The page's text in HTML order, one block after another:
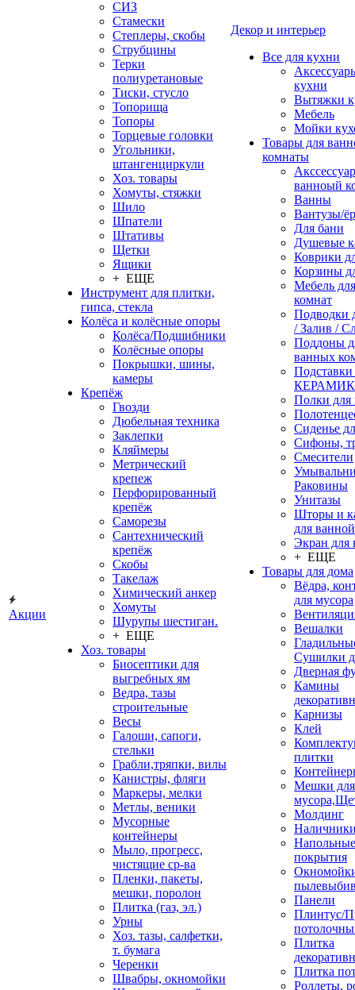
Акции
СИЗ
Стамески
Степлеры, скобы
Струбцины
Терки
полиуретановые
Тиски, стусло
Топорища
Топоры
Торцевые головки
Угольники,
штангенциркули
Хоз. товары
Хомуты, стяжки
Шило
Шпатели
Штативы
Щетки
Ящики
+ ЕЩЕ
Инструмент для плитки,
гипса, стекла
Колёса и колёсные опоры
Колёса/Подшибники
Колёсные опоры
Покрышки, шины,
камеры
Крепёж
Гвозди
Дюбельная техника
Заклепки
Кляймеры
Метрический
крепеж
Перфорированный
крепёж
Саморезы
Сантехнический
крепёж
Скобы
Такелаж
Химический анкер
Хомуты
Шурупы шестиган.
+ ЕЩЕ
Хоз. товары
Биосептики для
выгребных ям
Ведра, тазы
строительные
Весы
Галоши, сапоги,
стельки
Грабли,тряпки, вилы
Канистры, фляги
Маркеры, мелки
Метлы, веники
Мусорные
контейнеры
Мыло, прогресс,
чистящие ср-ва
Пленки, пакеты,
мешки, поролон
Плитка (газ, эл.)
Урны
Хоз. тазы, салфетки,
т. бумага
Черенки
Швабры, окномойки
Декор и интерьер
Все для кухни
кухни
Вытяжки
Мебель
Мойки
Товары для
комнаты
ванноый
Ванны
Вантузы/
Для бани
Душевые
Коврики
Корзины
Мебель
комнат
Подводки
/ Залив /
Поддоны
ванных
Полки для
Сиденье
Сифоны,
Смесители
Раковины
Унитазы
Шторы и
для ванной
Экран для
+ ЕЩЕ
Товары для дома
Вёдра,
для мусора
Вешалки
Сушилки
Дверная
Камины
Карнизы
Клей
плитки
Мешки для
Молдинг
Напольные
покрытия
Панели
Плинтус/
Плитка
Плитка
Роллеты,